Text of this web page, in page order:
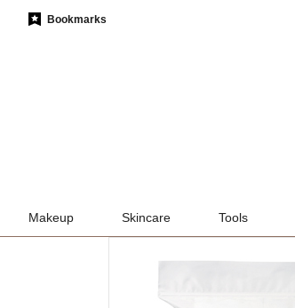
Bookmarks
Makeup Skincare Tools